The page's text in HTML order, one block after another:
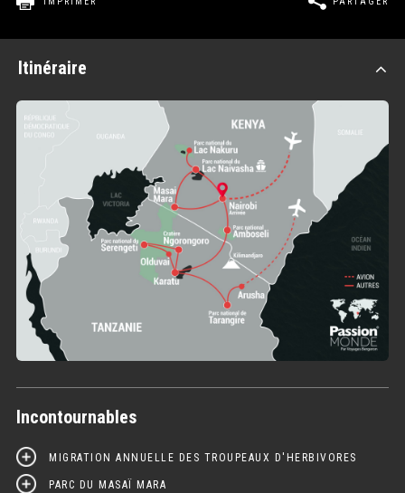
Itinéraire
Incontournables
MIGRATION ANNUELLE DES TROUPEAUX D'HERBIVORES
PARC DU MASAÏ MARA